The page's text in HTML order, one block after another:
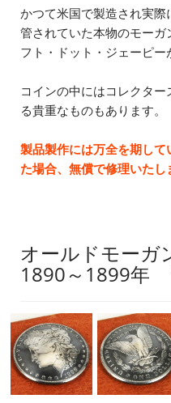
かつて米国で製造され実
管されていた本物のモー
フト・ドット・ジェーピー
コインの中にはコレクタ
る貴重なものもあります。
製品製作には万全を期し
た場合、無償で修理いたし
オールドモーガ
1890～1899年